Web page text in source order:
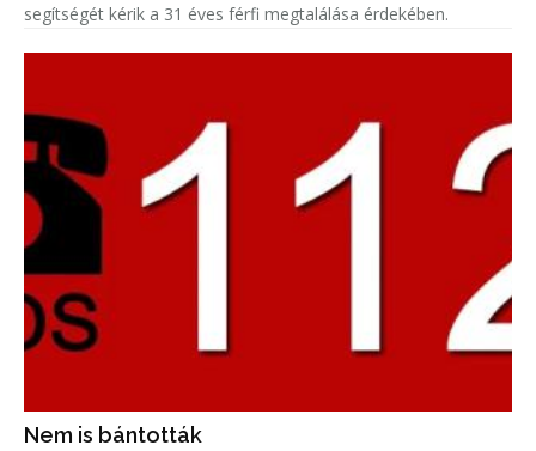
segítségét kérik a 31 éves férfi megtalálása érdekében.
Nem is bántották